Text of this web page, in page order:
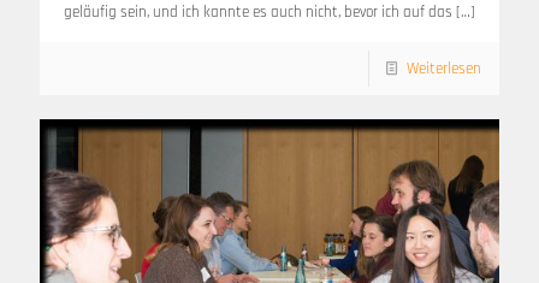
geläufig sein, und ich kannte es auch nicht, bevor ich auf das […]
Weiterlesen